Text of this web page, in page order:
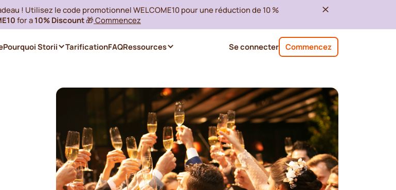
! Utilisez le code promotionnel WELCOME10 pour une réduction de 10 %
for a10% Discount 🎁 Commencez
Se connecter Commencez
Pourquoi Storii TarificationFAQRessources